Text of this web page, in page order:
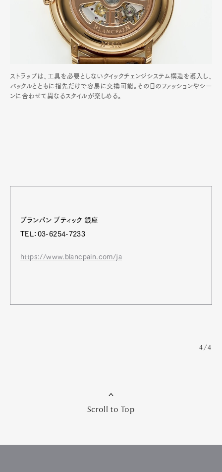
ストラップは、工具を必要としないクイックチェンジシステム構造を導入し、
バックルとともに指先だけで容易に交換可能。その日のファッションやシー
ンに合わせて異なるスタイルが楽しめる。
ブランパン ブティック 銀座
TEL：03-6254-7233
https://www.blancpain.com/ja
4/4
Scroll to Top